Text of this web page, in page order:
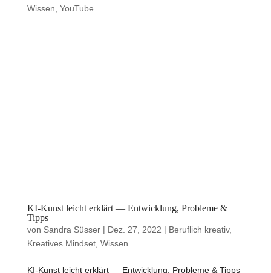
Wissen YouTube
KI-Kunst leicht erklärt — Entwicklung, Probleme &
Tipps
von Sandra Süsser| Dez. 27, 2022 | Beruflich kreativ,
Kreatives Mindset, Wissen
KI-Kunst leicht erklärt — Entwicklung, Probleme & Tipps